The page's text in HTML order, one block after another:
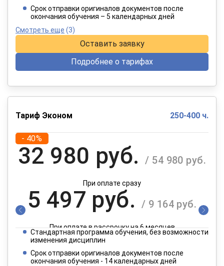
При оплате в рассрочку на 12 месяцев
Срок отправки оригиналов документов после
окончания обучения – 5 календарных дней
Смотреть еще (3)
Оставить заявку
Подробнее о тарифах
Тариф Эконом 250-400 ч.
- 40%
32 980 руб. / 54 980 руб.
При оплате сразу
5 497 руб. / 9 164 руб.
При оплате в рассрочку на 6 месяцев
2 749 руб.
Стандартная программа обучения, без возможности
изменения дисциплин
Срок отправки оригиналов документов после
окончания обучения - 14 календарных дней